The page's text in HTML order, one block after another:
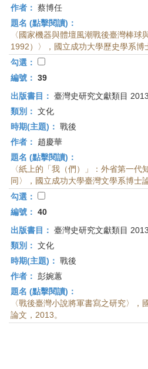
作者： 蔡博任
題名 (點擊閱讀)：
〈國家機器與體壇風潮戰後臺灣棒
1992）〉，國立成功大學歷史學系博
勾選：
編號： 39
出版書目： 臺灣史研究文獻類目
類別： 文化
時期(主題)： 戰後
作者：
趙慶華
題名 (點擊閱讀)：
〈紙上的「我（們）」：外省第一
同〉，國立成功大學臺灣文學系博士
勾選：
編號： 40
出版書目： 臺灣史研究文獻類目
類別： 文化
時期(主題)： 戰後
作者： 彭婉蕙
題名 (點擊閱讀)：
〈戰後臺灣小說將軍書寫之研究〉
論文，2013。